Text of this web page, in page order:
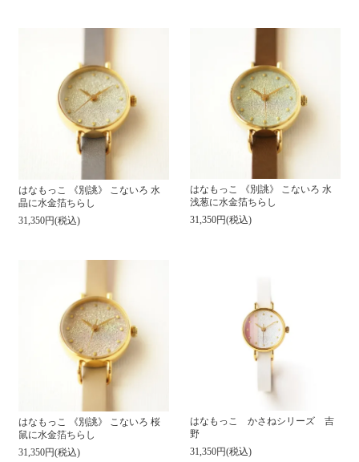
はなもっこ 《別誂》 こないろ 水
晶に水金箔ちらし
31,350円(税込)
はなもっこ 《別誂》 こないろ 水
浅葱に水金箔ちらし
31,350円(税込)
はなもっこ 《別誂》 こないろ 桜
鼠に水金箔ちらし
31,350円(税込)
はなもっこ かさねシリーズ 吉
野
31,350円(税込)